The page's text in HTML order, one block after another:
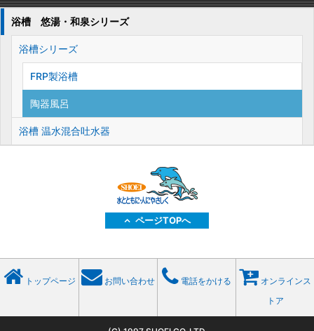
浴槽 悠湯・和泉シリーズ
浴槽シリーズ
FRP製浴槽
陶器風呂
浴槽 温水混合吐水器
ページTOPへ
トップページ お問い合わせ 電話をかける
オンラインス
トア